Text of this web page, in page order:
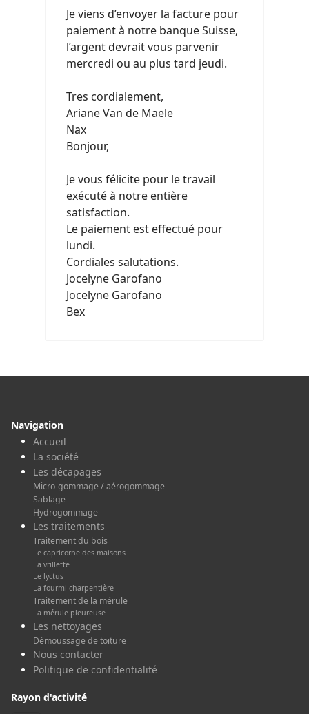
Je viens d’envoyer la facture pour
paiement à notre banque Suisse,
l’argent devrait vous parvenir
mercredi ou au plus tard jeudi.
Tres cordialement,
Ariane Van de Maele
Nax
Bonjour,
Je vous félicite pour le travail
exécuté à notre entière
satisfaction.
Le paiement est effectué pour
lundi.
Cordiales salutations.
Jocelyne Garofano
Jocelyne Garofano
Bex
Navigation
Accueil
La société
Les décapages
Micro-gommage / aérogommage
Sablage
Hydrogommage
Les traitements
Traitement du bois
Le capricorne des maisons
La vrillette
Le lyctus
La fourmi charpentière
Traitement de la mérule
La mérule pleureuse
Les nettoyages
Démoussage de toiture
Nous contacter
Politique de confidentialité
Rayon d'activité